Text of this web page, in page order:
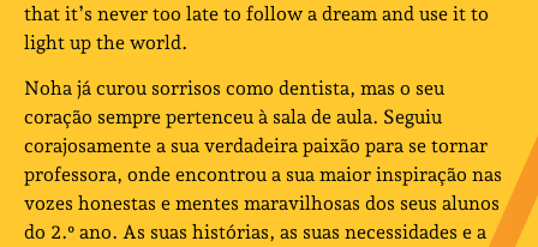
that it’s never too late to follow a dream and use it to
light up the world.
Noha já curou sorrisos como dentista, mas o seu
coração sempre pertenceu à sala de aula. Seguiu
corajosamente a sua verdadeira paixão para se tornar
professora, onde encontrou a sua maior inspiração nas
vozes honestas e mentes maravilhosas dos seus alunos
do 2.º ano. As suas histórias, as suas necessidades e a